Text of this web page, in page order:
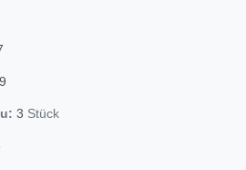
3 Stück